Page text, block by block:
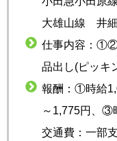
大雄山線 井
仕事内容：
品出し(ピッキ
報酬：①時給
～1,775円、③
交通費：一部